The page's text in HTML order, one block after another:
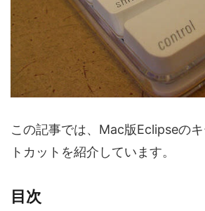
この記事では、Mac版Eclipseの
トカットを紹介しています。
目次